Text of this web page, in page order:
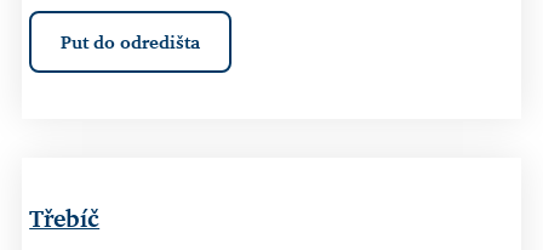
Put do odredišta
Třebíč